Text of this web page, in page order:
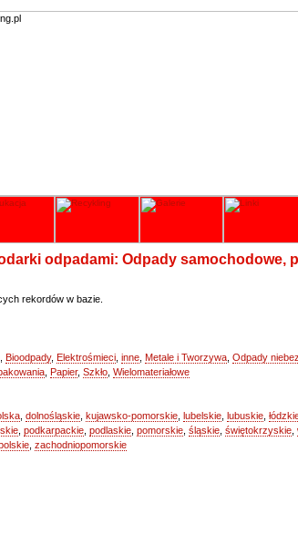
odpadami: Odpady samochodowe,
rekordów w bazie.
Bioodpady, Elektrośmieci inne Metale i Tworzywa Odpady
Papier, Szkło Wielomateriałowe
dolnośląskie kujawsko-pomorskie lubelskie lubuskie
podkarpackie podlaskie pomorskie śląskie świętokrzyskie
zachodniopomorskie